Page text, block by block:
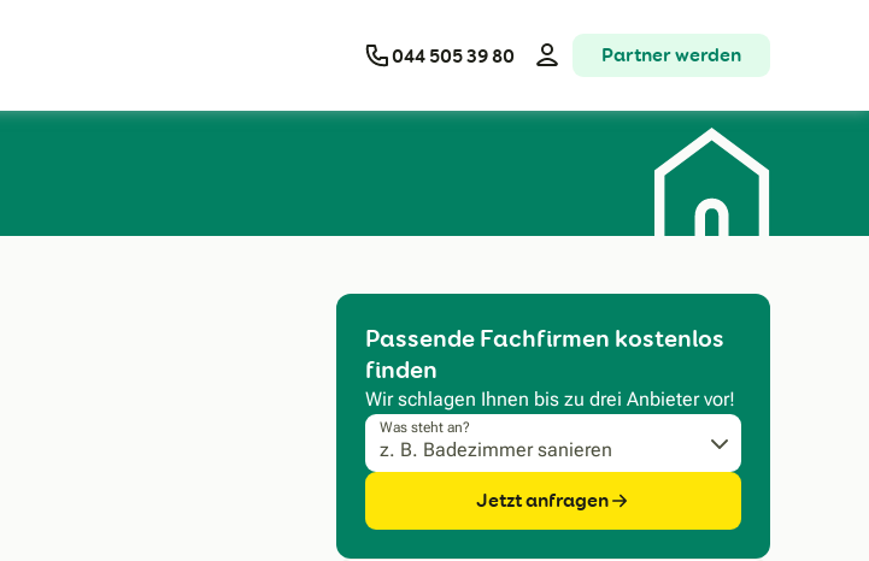
044 505 39 80 Partner werden
Passende Fachfirmen kostenlos
finden
Wir schlagen Ihnen bis zu drei Anbieter vor!
Was steht an?
Jetzt anfragen